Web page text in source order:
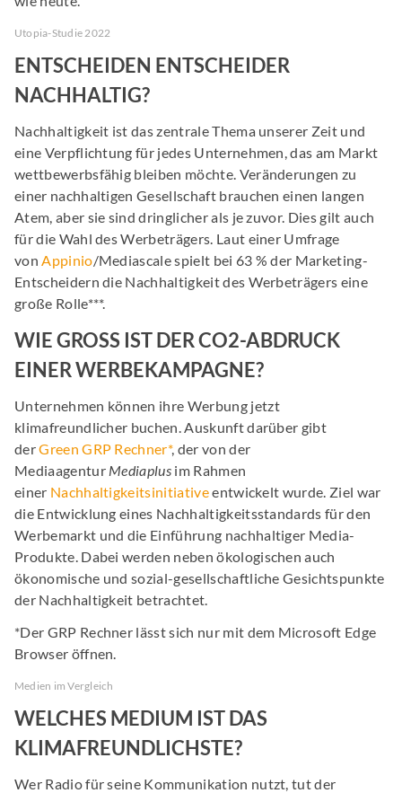
Utopia-Studie 2022
ENTSCHEIDEN ENTSCHEIDER
NACHHALTIG?
Nachhaltigkeit ist das zentrale Thema unserer Zeit und
eine Verpflichtung für jedes Unternehmen, das am Markt
wettbewerbsfähig bleiben möchte. Veränderungen zu
einer nachhaltigen Gesellschaft brauchen einen langen
Atem, aber sie sind dringlicher als je zuvor. Dies gilt auch
für die Wahl des Werbeträgers. Laut einer Umfrage
vonAppinio/Mediascale spielt bei 63 % der Marketing-
Entscheidern die Nachhaltigkeit des Werbeträgers eine
große Rolle***.
WIE GROSS IST DER CO2-ABDRUCK E
INER WERBEKAMPAGNE?
Unternehmen können ihre Werbung jetzt
klimafreundlicher buchen. Auskunft darüber gibt
derGreen GRP Rechner*, der von der
Mediaagentur Mediaplus im Rahmen
einer Nachhaltigkeitsinitiativeentwickelt wurde. Ziel war
die Entwicklung eines Nachhaltigkeitsstandards für den
Werbemarkt und die Einführung nachhaltiger Media-
Produkte. Dabei werden neben ökologischen auch
ökonomische und sozial-gesellschaftliche Gesichtspunkte
der Nachhaltigkeit betrachtet.
*Der GRP Rechner lässt sich nur mit dem Microsoft Edge
Browser öffnen.
Medien im Vergleich
WELCHES MEDIUM IST DAS
KLIMAFREUNDLICHSTE?
Wer Radio für seine Kommunikation nutzt, tut der